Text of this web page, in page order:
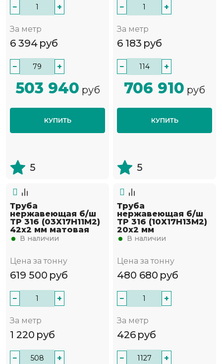
− +
За метр
6 394 руб
− +
503 940 руб
КУПИТЬ
5
− +
За метр
6 183 руб
− +
706 910 руб
КУПИТЬ
5
Труба
нержавеющая б/ш
TP 316 (03Х17Н11М2)
42х2 мм матовая
В наличии
Цена за тонну
619 500 руб
− +
За метр
1 220 руб
− +
Труба
нержавеющая б/ш
TP 316 (10Х17Н13М2)
20х2 мм
В наличии
Цена за тонну
480 680 руб
− +
За метр
426 руб
− +